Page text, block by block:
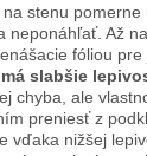
stenu
Až
fóliou
slabšie
chyba, ale
preniesť z
vďaka nižšej